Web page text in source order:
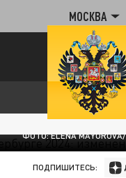
МОСКВА
ФОТО: ELENA
ПОДПИШИТЕСЬ: